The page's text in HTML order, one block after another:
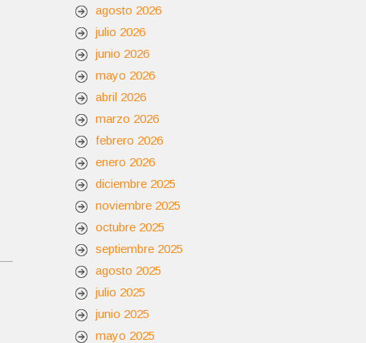
agosto 2026
julio 2026
junio 2026
mayo 2026
abril 2026
marzo 2026
febrero 2026
enero 2026
diciembre 2025
noviembre 2025
octubre 2025
septiembre 2025
agosto 2025
julio 2025
junio 2025
mayo 2025